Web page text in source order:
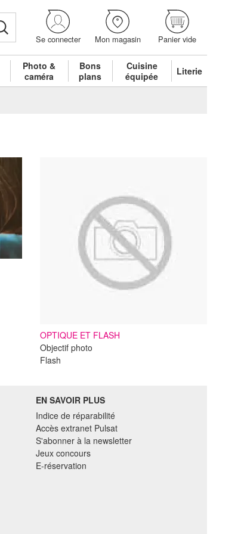
Se connecter Mon magasin Panier vide
Photo &
caméra
Bons
plans
Cuisine
équipée
Literie
OPTIQUE ET FLASH
Objectif photo
Flash
EN SAVOIR PLUS
Indice de réparabilité
Accès extranet Pulsat
S'abonner à la newsletter
Jeux concours
E-réservation